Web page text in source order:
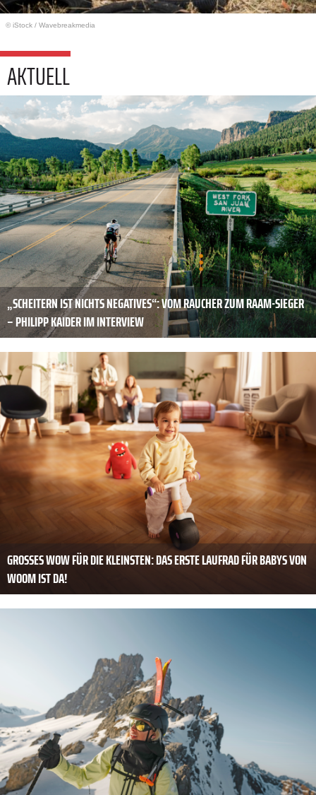
© iStock / Wavebreakmedia
AKTUELL
„SCHEITERN IST NICHTS NEGATIVES“: VOM RAUCHER ZUM RAAM-SIEGER
– PHILIPP KAIDER IM INTERVIEW
GROSSES WOW FÜR DIE KLEINSTEN: DAS ERSTE LAUFRAD FÜR BABYS VON W
OOM IST DA!